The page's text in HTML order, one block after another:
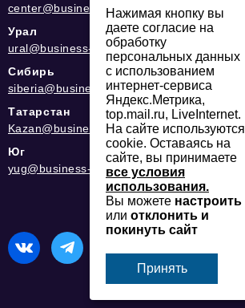
center@business-magazine.online
Урал
ural@business-magazine.online
Сибирь
siberia@business-magazine.online
Татарстан
Kazan@business-magazine.online
Юг
yug@business-magazine.online
Нажимая кнопку вы
даете согласие на
обработку
персональных данных
с использованием
интернет-сервиса
Яндекс.Метрика,
top.mail.ru, LiveInternet.
На сайте используются
cookie. Оставаясь на
сайте, вы принимаете
все условия
использования.
Вы можете настроить
или отклонить и
покинуть сайт
Принять